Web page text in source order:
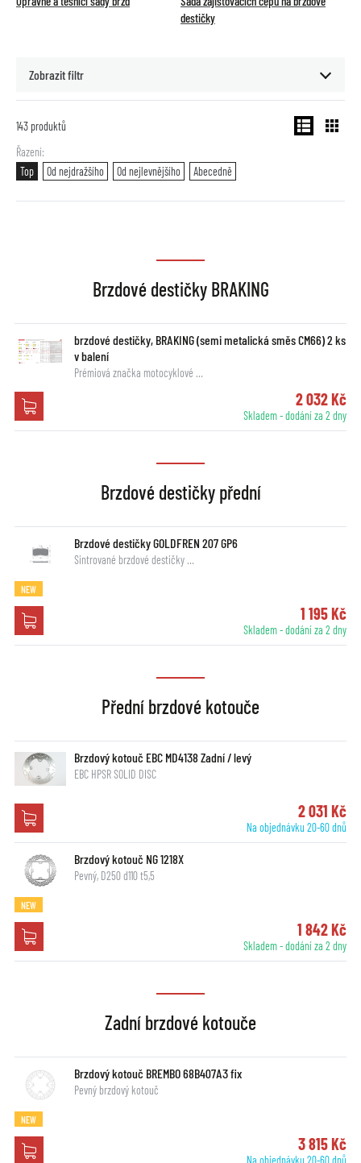
destičky
Zobrazit filtr
143 produktů
Řazení
Top
Od nejdražšího Od nejlevnějšího Abecedně
Brzdové destičky BRAKING
brzdové destičky, BRAKING (semi metalická směs CM66) 2 ks
v balení
Prémiová značka motocyklové …
2 032 Kč
Skladem - dodání za 2 dny
Brzdové destičky přední
Brzdové destičky GOLDFREN 207 GP6
Sintrované brzdové destičky …
NEW
1 195 Kč
Skladem - dodání za 2 dny
Přední brzdové kotouče
Brzdový kotouč EBC MD4138 Zadní / levý
EBC HPSR SOLID DISC
2 031 Kč
Na objednávku 20-60 dnů
Brzdový kotouč NG 1218X
Pevný, D250 d110 t5,5
NEW
1 842 Kč
Skladem - dodání za 2 dny
Zadní brzdové kotouče
Brzdový kotouč BREMBO 68B407A3 fix
Pevný brzdový kotouč
NEW
3 815 Kč